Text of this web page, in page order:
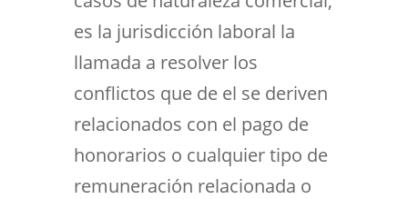
es la jurisdicción laboral la
llamada a resolver los
conflictos que de el se deriven
relacionados con el pago de
honorarios o cualquier tipo de
remuneración relacionada o